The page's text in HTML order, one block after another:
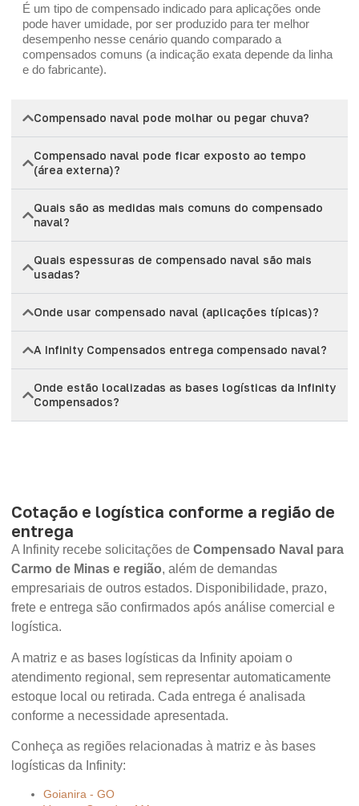
É um tipo de compensado indicado para aplicações onde
pode haver umidade, por ser produzido para ter melhor
desempenho nesse cenário quando comparado a
compensados comuns (a indicação exata depende da linha
e do fabricante).
Compensado naval pode molhar ou pegar chuva?
Compensado naval pode ficar exposto ao tempo
(área externa)?
Quais são as medidas mais comuns do compensado
naval?
Quais espessuras de compensado naval são mais
usadas?
Onde usar compensado naval (aplicações típicas)?
A Infinity Compensados entrega compensado naval?
Onde estão localizadas as bases logísticas da Infinity
Compensados?
Cotação e logística conforme a região de
entrega
A Infinity recebe solicitações de Compensado Naval para
Carmo de Minas e região, além de demandas
empresariais de outros estados. Disponibilidade, prazo,
frete e entrega são confirmados após análise comercial e
logística.
A matriz e as bases logísticas da Infinity apoiam o
atendimento regional, sem representar automaticamente
estoque local ou retirada. Cada entrega é analisada
conforme a necessidade apresentada.
Conheça as regiões relacionadas à matriz e às bases
logísticas da Infinity:
Goianira - GO